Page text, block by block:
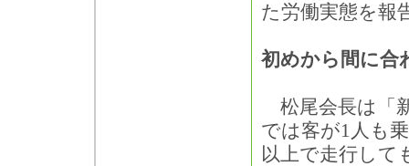
た労働実態を報
初めから間に合
松尾会長は「
では客が1人も
以上で走行して